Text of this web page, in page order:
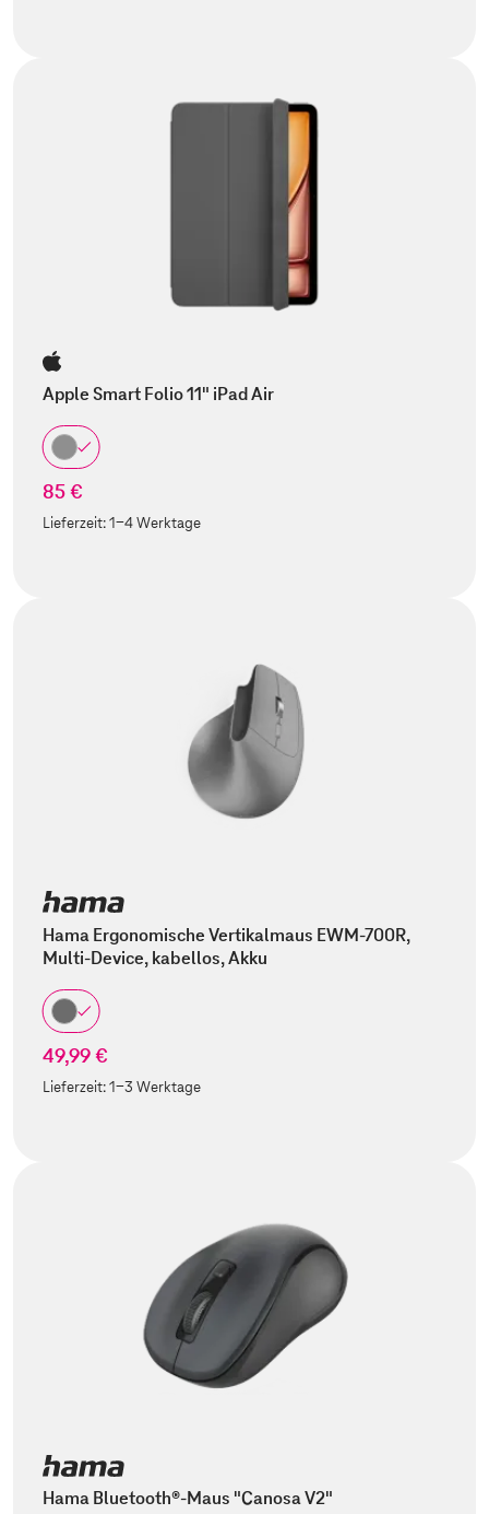
Apple Smart Folio 11" iPad Air
85 €
Lieferzeit:1-4 Werktage
Hama Ergonomische Vertikalmaus EWM-700R,
Multi-Device, kabellos, Akku
49,99 €
Lieferzeit:1-3 Werktage
Hama Bluetooth®-Maus "Canosa V2"